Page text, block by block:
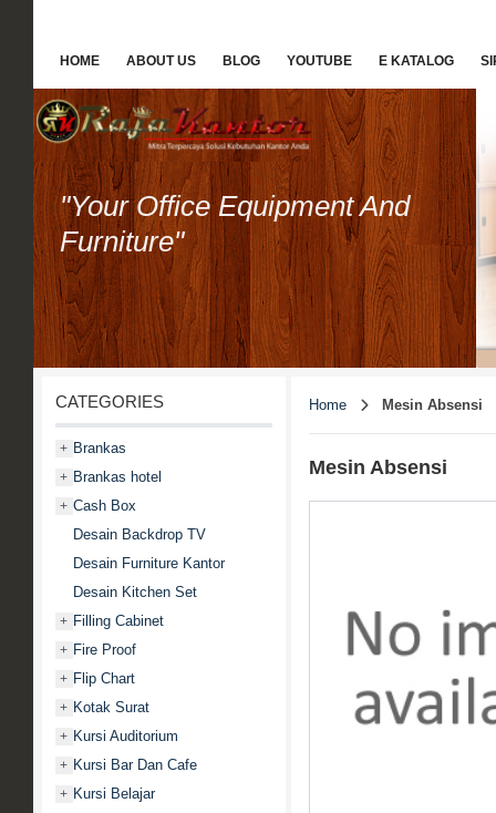
HOME ABOUT US BLOG YOUTUBE E KATALOG
"Your Office Equipment And
Furniture"
CATEGORIES
+ Brankas
+ Brankas hotel
+ Cash Box
Desain Backdrop TV
Desain Furniture Kantor
Desain Kitchen Set
+ Filling Cabinet
+ Fire Proof
+ Flip Chart
+ Kotak Surat
+ Kursi Auditorium
+ Kursi Bar Dan Cafe
+ Kursi Belajar
Home Mesin Absensi
Mesin Absensi